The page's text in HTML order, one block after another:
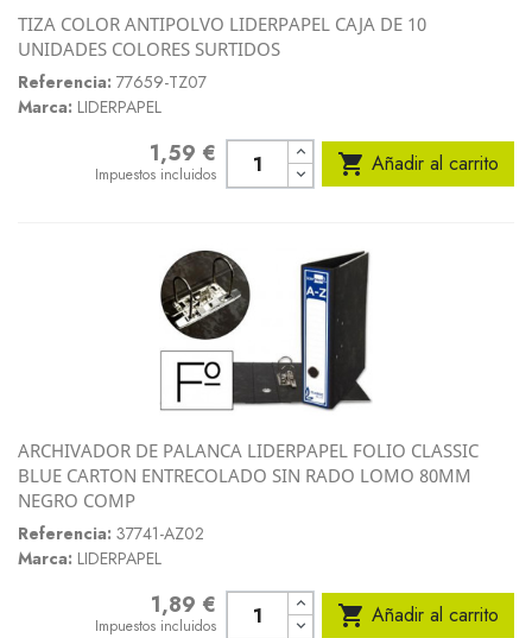
TIZA COLOR ANTIPOLVO LIDERPAPEL CAJA DE 10
UNIDADES COLORES SURTIDOS
Referencia: 77659-TZ07
Marca: LIDERPAPEL
1,59 €
Impuestos incluidos  Añadir al carrito
ARCHIVADOR DE PALANCA LIDERPAPEL FOLIO CLASSIC
BLUE CARTON ENTRECOLADO SIN RADO LOMO 80MM
NEGRO COMP
Referencia: 37741-AZ02
Marca: LIDERPAPEL
1,89 €
Impuestos incluidos  Añadir al carrito